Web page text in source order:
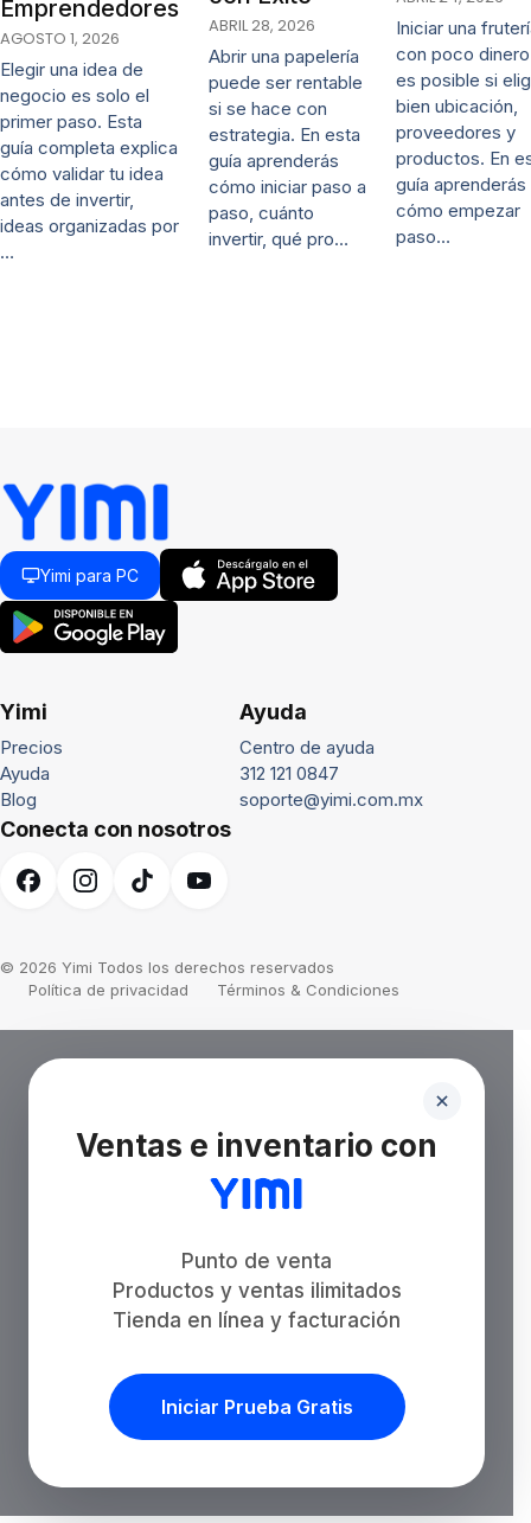
Emprendedores
AGOSTO 1, 2026
Elegir una idea de
negocio es solo el
primer paso. Esta
guía completa explica
cómo validar tu idea
antes de invertir,
ideas organizadas por
…
ABRIL 28, 2026
Abrir una papelería
puede ser rentable
si se hace con
estrategia. En esta
guía aprenderás
cómo iniciar paso a
paso, cuánto
invertir, qué pro…
Iniciar una
con poco dinero
es posible si
bien ubicación,
proveedores y
productos. En
guía aprenderás
cómo empezar
paso…
Yimi para PC
Yimi
Precios
Ayuda
Blog
Ayuda
Centro de ayuda
312 121 0847
soporte@yimi.com.mx
Conecta con nosotros
© 2026 Yimi Todos los derechos reservados
Política de privacidad
Términos & Condiciones
Ventas e inventario con
Punto de venta
Productos y ventas ilimitados
Tienda en línea y facturación
Iniciar Prueba Gratis